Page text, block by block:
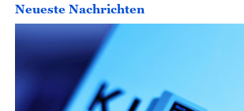
Neueste Nachrichten